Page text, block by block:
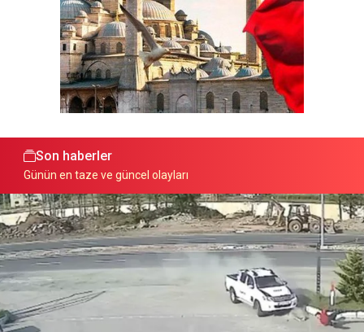
Son haberler
Günün en taze ve güncel olayları